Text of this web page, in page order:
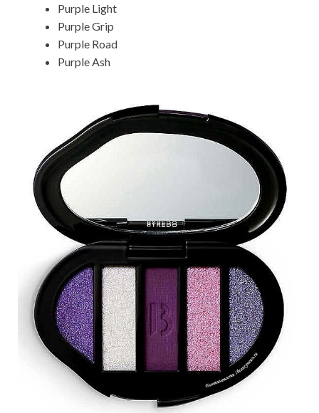
Purple Light
Purple Grip
Purple Road
Purple Ash